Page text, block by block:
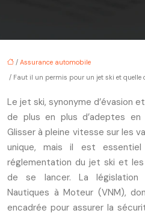
/ Assurance automobile
/ Faut il un permis pour un jet ski et quelle
Le jet ski, synonyme d’évasion
de plus en plus d’adeptes
Glisser à pleine vitesse sur les
unique, mais il est
réglementation du jet ski et
de se lancer. La législation
Nautiques à Moteur (VNM),
encadrée pour assurer la